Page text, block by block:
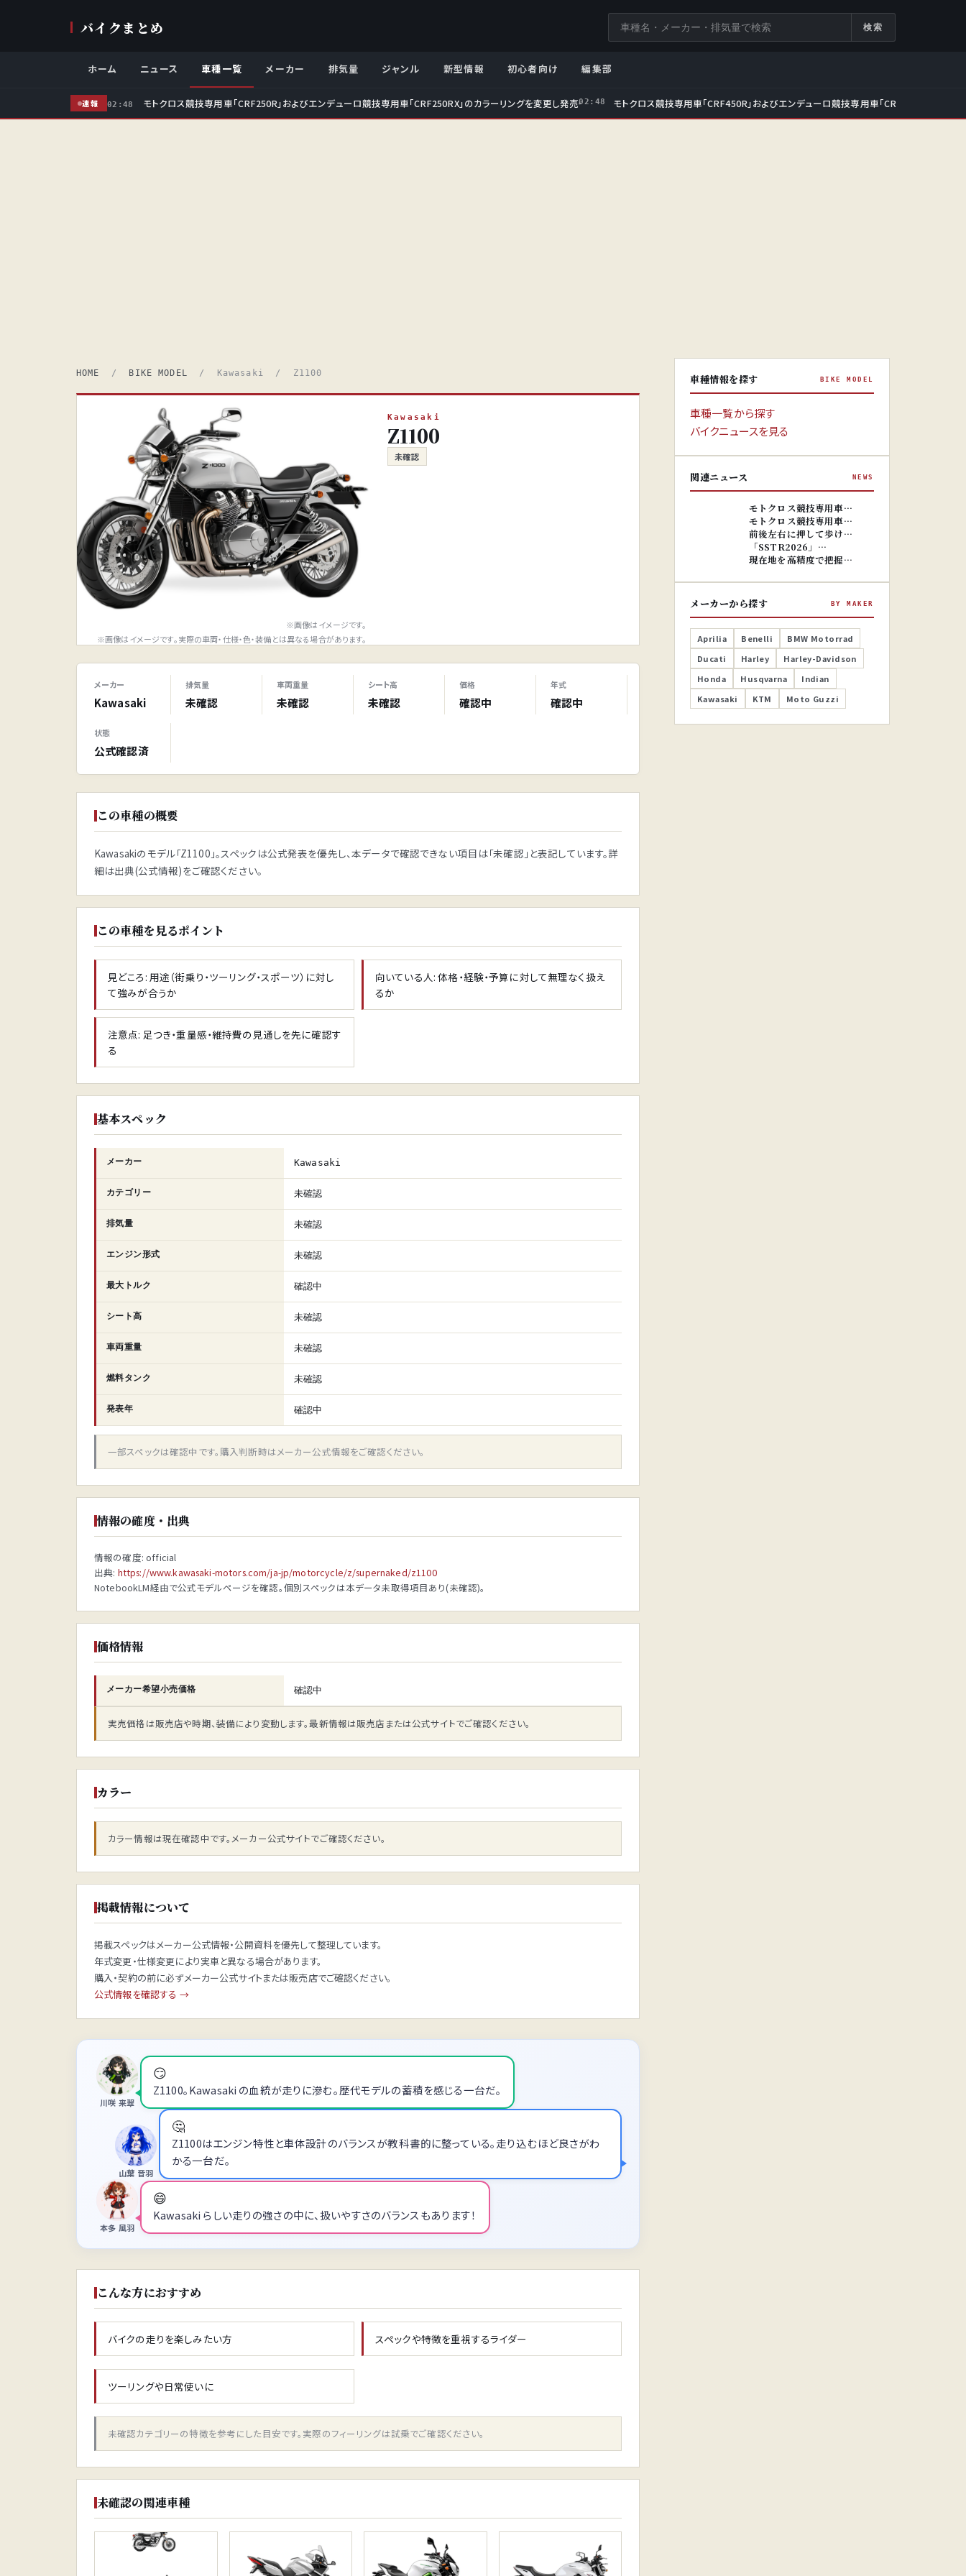
バイクまとめ
イ
内
索
検索
ホーム ニュース 車種一覧 メーカー 排気量 ジャンル 新型情報 初心者向け 編集部
速報 02:48 モトクロス競技専用車「CRF250R」およびエンデューロ競技専用車「CRF250RX」のカラーリングを変更し発売02:48 モトクロス競技専用車「CRF450R」およびエンデューロ競技専用車「CRF450RX」をフル
HOME / BIKE MODEL / Kawasaki / Z1100
※画像はイメージです。
※画像はイメージです。実際の車両・仕様・色・装備とは異なる場合があります。
Kawasaki
Z1100
未確認
メーカー
Kawasaki
排気量
未確認
車両重量
未確認
シート高
未確認
価格
確認中
年式
確認中
状態
公式確認済
この車種の概要
Kawasakiのモデル「Z1100」。スペックは公式発表を優先し、本データで確認できない項目は「未確認」と表記しています。詳
細は出典(公式情報)をご確認ください。
この車種を見るポイント
見どころ: 用途（街乗り・ツーリング・スポーツ）に対し
て強みが合うか
向いている人: 体格・経験・予算に対して無理なく扱え
るか
注意点: 足つき・重量感・維持費の見通しを先に確認す
る
基本スペック
メーカー Kawasaki
カテゴリー 未確認
排気量 未確認
エンジン形式 未確認
最大トルク 確認中
シート高 未確認
車両重量 未確認
燃料タンク 未確認
発表年 確認中
一部スペックは確認中です。購入判断時はメーカー公式情報をご確認ください。
情報の確度・出典
情報の確度: official
出典: https://www.kawasaki-motors.com/ja-jp/motorcycle/z/supernaked/z1100
NotebookLM経由で公式モデルページを確認。個別スペックは本データ未取得項目あり(未確認)。
価格情報
メーカー希望小売価格 確認中
実売価格は販売店や時期、装備により変動します。最新情報は販売店または公式サイトでご確認ください。
カラー
カラー情報は現在確認中です。メーカー公式サイトでご確認ください。
掲載情報について
掲載スペックはメーカー公式情報・公開資料を優先して整理しています。
年式変更・仕様変更により実車と異なる場合があります。
購入・契約の前に必ずメーカー公式サイトまたは販売店でご確認ください。
公式情報を確認する →
川咲 来翠
😏
Z1100。Kawasaki の血統が走りに滲む。歴代モデルの蓄積を感じる一台だ。
🤔
Z1100はエンジン特性と車体設計のバランスが教科書的に整っている。走り込むほど良さがわ
かる一台だ。
山葉 音羽
本多 風羽
😄
Kawasaki らしい走りの強さの中に、扱いやすさのバランスもあります！
こんな方におすすめ
バイクの走りを楽しみたい方 スペックや特徴を重視するライダー
ツーリングや日常使いに
未確認カテゴリーの特徴を参考にした目安です。実際のフィーリングは試乗でご確認ください。
未確認の関連車種
車種情報を探す BIKE MODEL
車種一覧から探す
バイクニュースを見る
関連ニュース NEWS
※画像はイ
モトクロス競技専用車…
モトクロス競技専用車…
前後左右に押して歩け…
「SSTR2026」…
現在地を高精度で把握…
メーカーから探す BY MAKER
Aprilia Benelli
BMW Motorrad
Ducati
Harley
Harley-Davidson
Honda
Husqvarna
Indian
Kawasaki
KTM Moto Guzzi